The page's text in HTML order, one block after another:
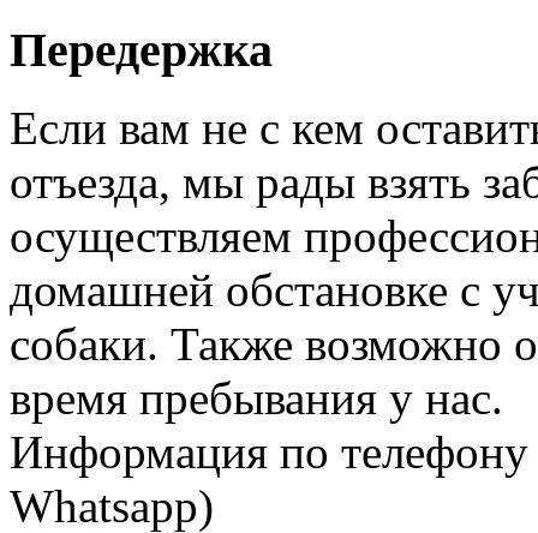
Передержка
Если вам не с кем
отъезда, мы рады взять
осуществляем
домашней обстановке с
собаки. Также возможно
время пребывания у нас.
Информация по
Whatsapp)